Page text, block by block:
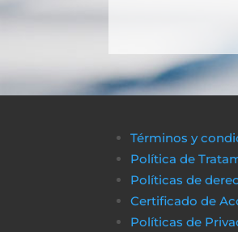
Términos y
Política de
Políticas de
Certificado de
Políticas de